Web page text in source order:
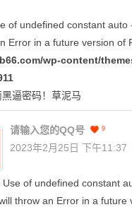
of undefined constant
Error in a future version of
wp-content/
逼密码！草泥马
请输入您的QQ号 9
2023年2月25日 下午11:37
Use of undefined constant
throw an Error in a future